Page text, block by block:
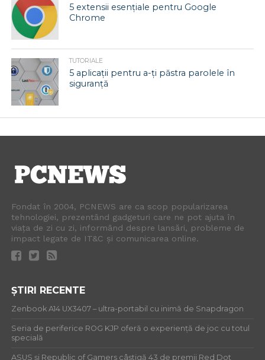
5 extensii esențiale pentru Google
Chrome
TUTORIALE
5 aplicații pentru a-ți păstra parolele în
siguranță
Fondat în 2004, PCNEWS are ca scop popularizarea
tehnologiei, prezentând gadgeturi care ne pot ajuta în
viața de zi cu zi, informând despre lansări, probleme de
impact legate de IT&C și comunicarea online.
ȘTIRI RECENTE
Zenbook A14 UX3407 – ultra-portabil cu inimă de Snapdragon
Seria de periferice ROG KJP oferă o experiență de joc cu totul
specială
ASUS și Republic of Gamers câștigă 43 de premii Red Dot